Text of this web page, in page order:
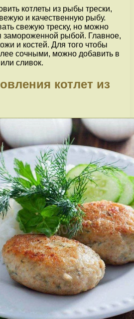
котлеты из рыбы трески,
и качественную рыбу.
свежую треску, но можно
замороженной рыбой. Главное,
и костей. Для того чтобы
сочными, можно добавить в
сливок.
котлет из